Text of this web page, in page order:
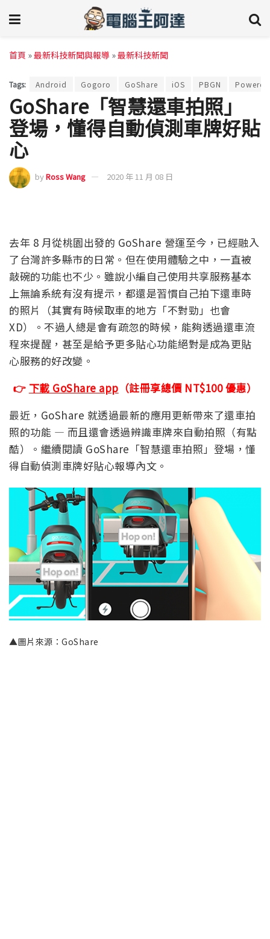
首頁 »最新科技新聞與報導 »最新科技新聞
Tags: Android Gogoro GoShare iOS PBGN
GoShare「智慧還車拍照」
登場，懂得自動偵測車牌好貼
心
byRoss Wang 2020 年 11 月 08 日
去年 8 月從桃園出發的 GoShare 營運至今，已經融入
了台灣許多縣市的日常。但在使用體驗之中，一直被
敲碗的功能也不少。雖說小編自己使用共享服務基本
上無論系統有沒有提示，都還是習慣自己拍下還車時
的照片（其實有時候取車的地方「不對勁」也會
XD）。不過人總是會有疏忽的時候，能夠透過還車流
程來提醒，甚至是給予更多貼心功能絕對是成為更貼
心服務的好改變。
👉 下載 GoShare app （註冊享總價 NT$100 優惠）
最近，GoShare 就透過最新的應用更新帶來了還車拍
照的功能 — 而且還會透過辨識車牌來自動拍照（有點
酷）。繼續閱讀 GoShare「智慧還車拍照」登場，懂
得自動偵測車牌好貼心報導內文。
▲圖片來源：GoShare